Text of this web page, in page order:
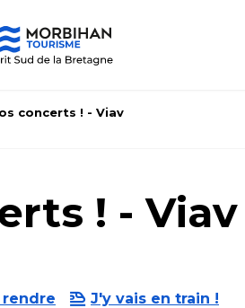
concerts ! - Viav
! - Viav
rendre J'y vais en train !